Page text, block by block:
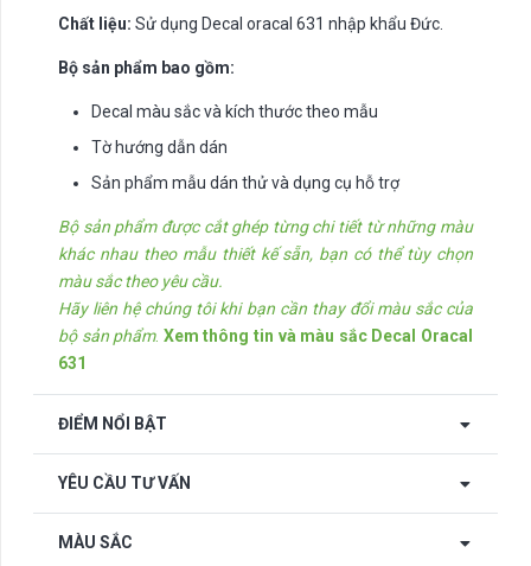
Chất liệu: Sử dụng Decal oracal 631 nhập khẩu Đức.
Bộ sản phẩm bao gồm:
Decal màu sắc và kích thước theo mẫu
Tờ hướng dẫn dán
Sản phẩm mẫu dán thử và dụng cụ hỗ trợ
Bộ sản phẩm được cắt ghép từng chi tiết từ những màu
khác nhau theo mẫu thiết kế sẵn, bạn có thể tùy chọn
màu sắc theo yêu cầu.
Hãy liên hệ chúng tôi khi bạn cần thay đổi màu sắc của
bộ sản phẩm. Xem thông tin và màu sắc Decal Oracal
631
ĐIỂM NỔI BẬT
YÊU CẦU TƯ VẤN
MÀU SẮC